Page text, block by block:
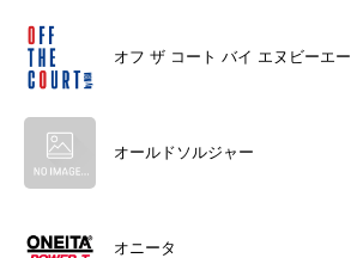
オフ ザ コート バイ エヌビーエー
オールドソルジャー
オニータ